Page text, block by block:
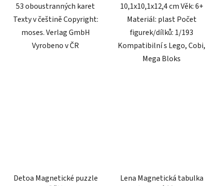
53 oboustranných karet
Texty v češtině Copyright:
moses. Verlag GmbH
Vyrobeno v ČR
10,1x10,1x12,4 cm Věk: 6+
Materiál: plast Počet
figurek/dílků: 1/193
Kompatibilní s Lego, Cobi,
Mega Bloks
Detoa Magnetické puzzle
Lena Magnetická tabulka